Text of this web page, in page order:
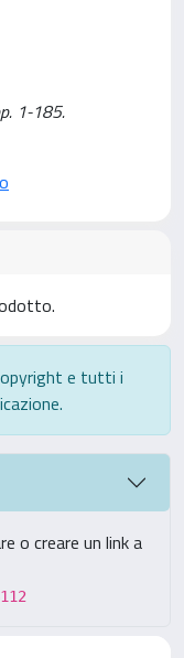
1-185.
e tutti i
o creare un link a